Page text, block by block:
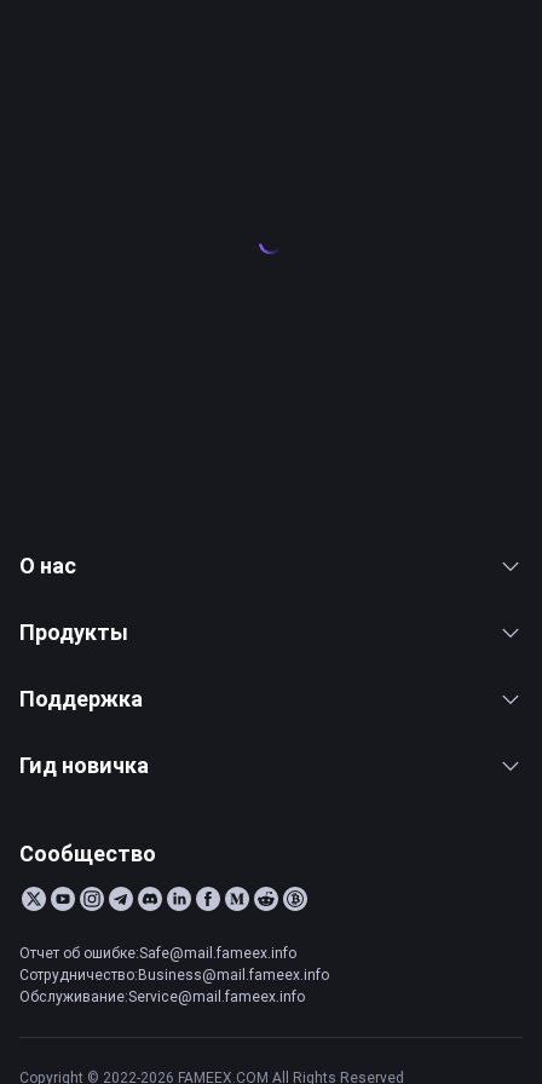
О нас
Продукты
Поддержка
Гид новичка
Сообщество
Отчет об ошибке:Safe@mail.fameex.info
Сотрудничество:Business@mail.fameex.info
Обслуживание:Service@mail.fameex.info
Copyright © 2022-2026 FAMEEX.COM All Rights Reserved